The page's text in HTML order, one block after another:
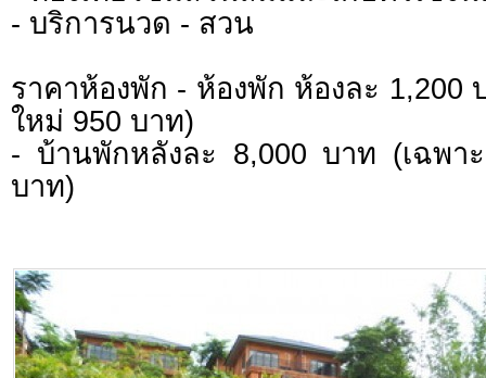
- บริการนวด - สวน
ราคาห้องพัก - ห้องพัก ห้องละ 1,200
ใหม่ 950 บาท)
- บ้านพักหลังละ 8,000 บาท (เฉพา
บาท)